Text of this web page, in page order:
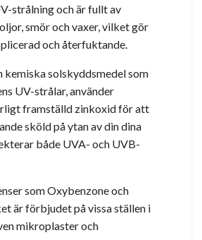
strålning och är fullt av
smör och vaxer, vilket gör
och återfuktande.
kemiska solskyddsmedel som
UV-strålar, använder
framställd zinkoxid för att
sköld på ytan av din dina
både UVA- och UVB-
som Oxybenzone och
är förbjudet på vissa ställen i
mikroplaster och